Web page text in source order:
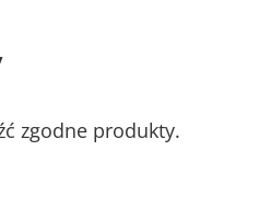
zgodne produkty.